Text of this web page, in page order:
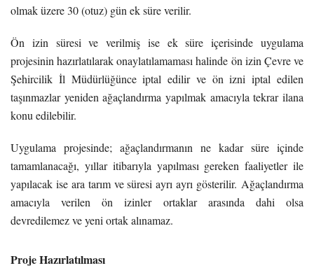
olmak üzere 30 (otuz) gün ek süre verilir.
Ön izin süresi ve verilmiş ise ek süre içerisinde uygulama
projesinin hazırlatılarak onaylatılamaması halinde ön izin Çevre ve
Şehircilik İl Müdürlüğünce iptal edilir ve ön izni iptal edilen
taşınmazlar yeniden ağaçlandırma yapılmak amacıyla tekrar ilana
konu edilebilir.
Uygulama projesinde; ağaçlandırmanın ne kadar süre içinde
tamamlanacağı, yıllar itibarıyla yapılması gereken faaliyetler ile
yapılacak ise ara tarım ve süresi ayrı ayrı gösterilir. Ağaçlandırma
amacıyla verilen ön izinler ortaklar arasında dahi olsa
devredilemez ve yeni ortak alınamaz.
Proje Hazırlatılması